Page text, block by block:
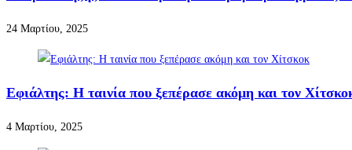
24 Μαρτίου, 2025
Εφιάλτης: Η ταινία που ξεπέρασε ακόμη και τον
4 Μαρτίου, 2025